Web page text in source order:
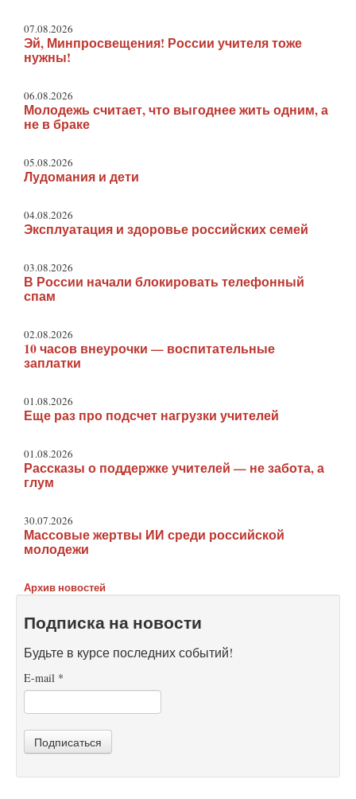
07.08.2026
Эй, Минпросвещения! России учителя тоже
нужны!
06.08.2026
Молодежь считает, что выгоднее жить одним, а
не в браке
05.08.2026
Лудомания и дети
04.08.2026
Эксплуатация и здоровье российских семей
03.08.2026
В России начали блокировать телефонный
спам
02.08.2026
10 часов внеурочки — воспитательные
заплатки
01.08.2026
Еще раз про подсчет нагрузки учителей
01.08.2026
Рассказы о поддержке учителей — не забота, а
глум
30.07.2026
Массовые жертвы ИИ среди российской
молодежи
Архив новостей
Подписка на новости
Будьте в курсе последних событий!
E-mail *
Подписаться